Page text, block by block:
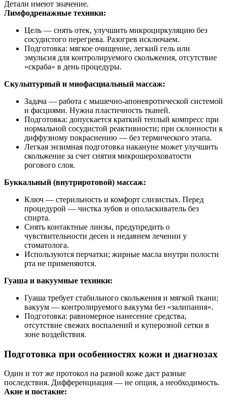
Детали имеют значение.
Лимфодренажные техники:
Цель — снять отек, улучшить микроциркуляцию без
сосудистого перегрева. Разогрев исключаем.
Подготовка: мягкое очищение, легкий гель или
эмульсия для контролируемого скольжения, отсутствие
«скраба» в день процедуры.
Скульптурный и миофасциальный массаж:
Задача — работа с мышечно‑апоневротической системой
и фасциями. Нужна пластичность тканей.
Подготовка: допускается краткий теплый компресс при
нормальной сосудистой реактивности; при склонности к
диффузному покраснению — без термического этапа.
Легкая энзимная подготовка накануне может улучшить
скольжение за счет снятия микрошероховатости
рогового слоя.
Буккальный (внутриротовой) массаж:
Ключ — стерильность и комфорт слизистых. Перед
процедурой — чистка зубов и ополаскиватель без
спирта.
Снять контактные линзы, предупредить о
чувствительности десен и недавнем лечении у
стоматолога.
Используются перчатки; жирные масла внутри полости
рта не применяются.
Гуаша и вакуумные техники:
Гуаша требует стабильного скольжения и мягкой ткани;
вакуум — контролируемого вакуума без «залипания».
Подготовка: равномерное нанесение средства,
отсутствие свежих воспалений и куперозной сетки в
зоне воздействия.
Подготовка при особенностях кожи и диагнозах
Один и тот же протокол на разной коже даст разные
последствия. Дифференциация — не опция, а необходимость.
Акне и постакне: